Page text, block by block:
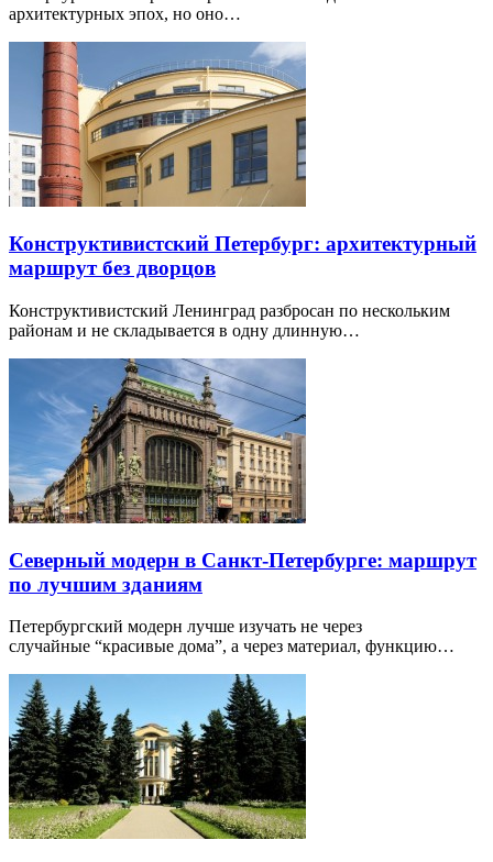
архитектурных эпох, но оно…
Конструктивистский Петербург: архитектурный
маршрут без дворцов
Конструктивистский Ленинград разбросан по нескольким
районам и не складывается в одну длинную…
Северный модерн в Санкт-Петербурге: маршрут
по лучшим зданиям
Петербургский модерн лучше изучать не через
случайные “красивые дома”, а через материал, функцию…